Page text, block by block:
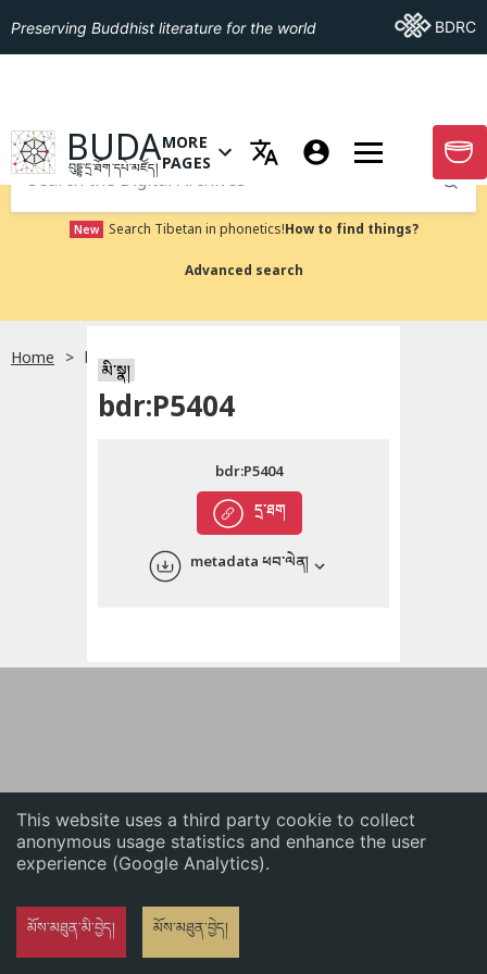
This website uses a third party cookie to collect
anonymous usage statistics and enhance the user
experience (Google Analytics).
མོས་མཐུན་མི་བྱེད། མོས་མཐུན་བྱེད།
English
Preserving Buddhist literature for the world Go ToBDRC
GO TO HOMEPAGE
BUDA
བུདྡྷ་དྲ་ཐོག་དཔེ་མཛོད།
OPEN MENU OF MORE PAGES
MORE
PAGES
GO
Submit
New Search Tibetan in phonetics!How to find things?
Advanced search
Home bdr:P5404
མི་སྣ།
bdr:P5404
དྲ་ཐག
bdr:P5404
metadata ཕབ་ལེན།